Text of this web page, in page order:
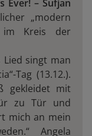
Ever! – Sufjan
„modern
im Kreis der
Lied singt man
Tag (13.12.).
gekleidet mit
zu Tür und
mich an mein
Angela